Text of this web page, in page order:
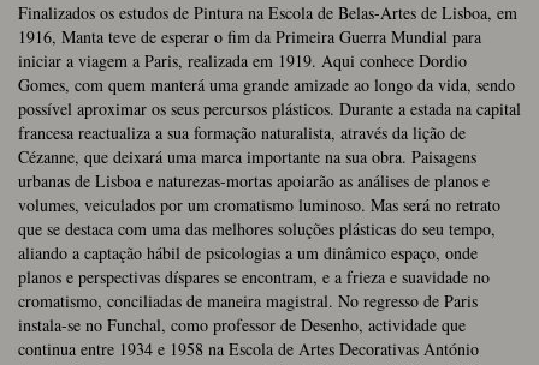
Finalizados os estudos de Pintura na Escola de Belas-Artes de Lisboa, em
1916, Manta teve de esperar o fim da Primeira Guerra Mundial para
iniciar a viagem a Paris, realizada em 1919. Aqui conhece Dordio
Gomes, com quem manterá uma grande amizade ao longo da vida, sendo
possível aproximar os seus percursos plásticos. Durante a estada na capital
francesa reactualiza a sua formação naturalista, através da lição de
Cézanne, que deixará uma marca importante na sua obra. Paisagens
urbanas de Lisboa e naturezas-mortas apoiarão as análises de planos e
volumes, veiculados por um cromatismo luminoso. Mas será no retrato
que se destaca com uma das melhores soluções plásticas do seu tempo,
aliando a captação hábil de psicologias a um dinâmico espaço, onde
planos e perspectivas díspares se encontram, e a frieza e suavidade no
cromatismo, conciliadas de maneira magistral. No regresso de Paris
instala-se no Funchal, como professor de Desenho, actividade que
continua entre 1934 e 1958 na Escola de Artes Decorativas António